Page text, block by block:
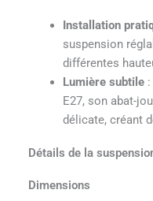
Installation
suspension
différentes
Lumière subtile:
E27, son abat-
délicate, créant
Détails de la
Dimensions